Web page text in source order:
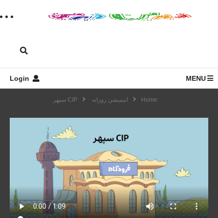
MENU
Home انیمیشن روزانه CIP سپهر